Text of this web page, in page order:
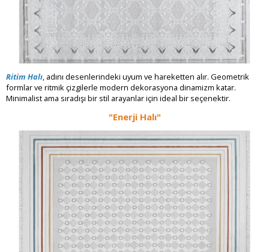
Ritim Halı , adını desenlerindeki uyum ve hareketten alır. Geometrik
formlar ve ritmik çizgilerle modern dekorasyona dinamizm katar.
Minimalist ama sıradışı bir stil arayanlar için ideal bir seçenektir.
"Enerji Halı"